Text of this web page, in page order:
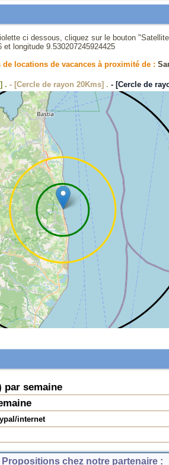
ci dessous, cliquez sur le bouton
et longitude 9.530207245924425
locations de vacances à proximité de :
. - [Cercle de rayon 20Kms] . - [Cercle de
par semaine
internet
Propositions chez notre partenaire :